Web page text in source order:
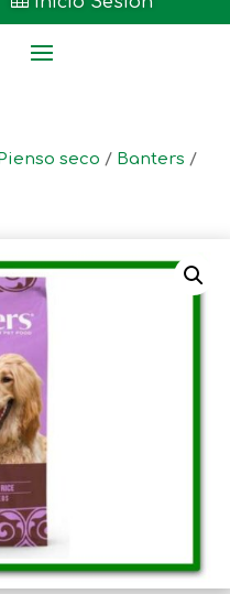
Pienso seco / Banters /